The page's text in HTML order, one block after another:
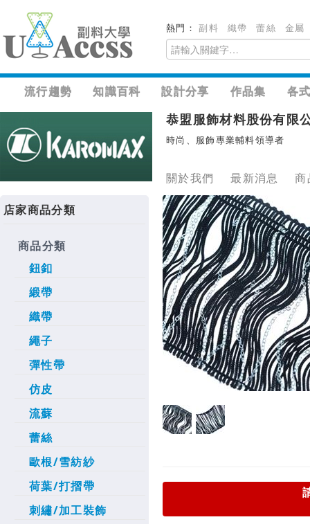
熱門：副料 織帶 蕾絲 金屬
流行趨勢 知識百科 設計分享 作品集 各
恭盟服飾材料股份有限
時尚、服飾專業輔料領導者
關於我們 最新消息 商
店家商品分類
商品分類
鈕釦
緞帶
織帶
繩子
彈性帶
仿皮
流蘇
蕾絲
歐根/雪紡紗
荷葉/打摺帶
刺繡/加工裝飾